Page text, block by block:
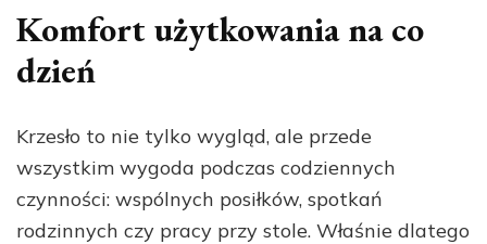
Komfort użytkowania na co
dzień
Krzesło to nie tylko wygląd, ale przede
wszystkim wygoda podczas codziennych
czynności: wspólnych posiłków, spotkań
rodzinnych czy pracy przy stole. Właśnie dlatego